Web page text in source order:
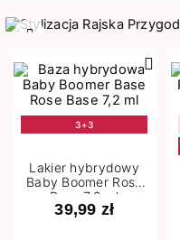
3+3
Lakier hybrydowy
Baby Boomer Rose
Base 7,2 ml
39,99 zł